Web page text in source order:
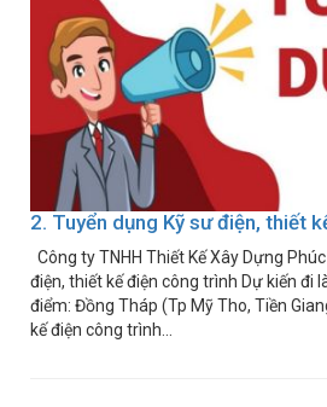
2. Tuyển dụng Kỹ sư điện, thiết
Công ty TNHH Thiết Kế Xây Dựng
điện, thiết kế điện công trình Dự kiến đi
điểm: Đồng Tháp (Tp Mỹ Tho, Tiền
kế điện công trình...